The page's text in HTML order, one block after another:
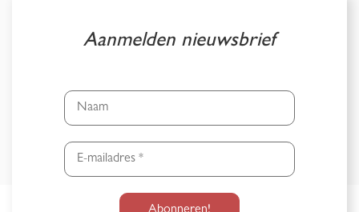
Aanmelden nieuwsbrief